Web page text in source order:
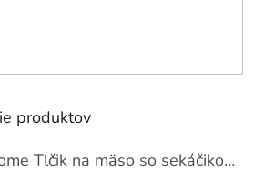
produktov
Perfect Home Tĺčik na mäso so sekáčikom, 56893